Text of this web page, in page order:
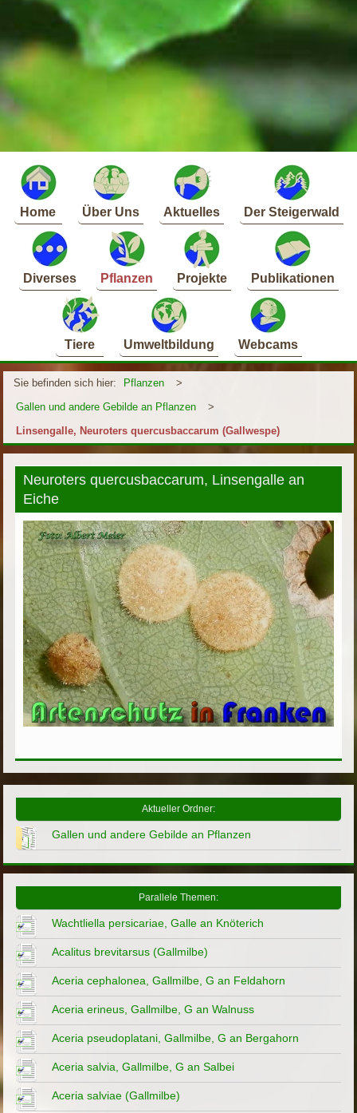
Home Über Uns Aktuelles Der Steigerwald
Diverses Pflanzen Projekte Publikationen
Tiere Umweltbildung Webcams
Sie befinden sich hier: Pflanzen
>
Gallen und andere Gebilde an Pflanzen
>
Linsengalle, Neuroters quercusbaccarum (Gallwespe)
Neuroters quercusbaccarum, Linsengalle an
Eiche
Aktueller Ordner:
Gallen und andere Gebilde an Pflanzen
Parallele Themen:
Wachtliella persicariae, Galle an Knöterich
Acalitus brevitarsus (Gallmilbe)
Aceria cephalonea, Gallmilbe, G an Feldahorn
Aceria erineus, Gallmilbe, G an Walnuss
Aceria pseudoplatani, Gallmilbe, G an Bergahorn
Aceria salvia, Gallmilbe, G an Salbei
Aceria salviae (Gallmilbe)